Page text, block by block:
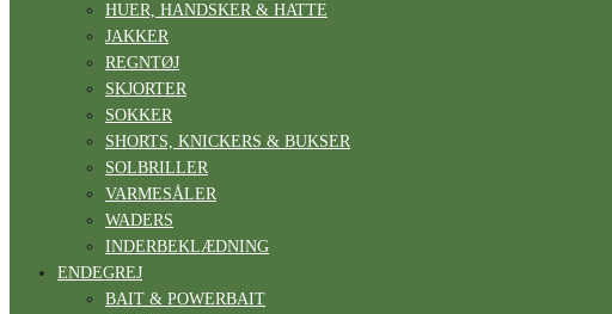
HUER, HANDSKER & HATTE
JAKKER
REGNTØJ
SKJORTER
SOKKER
SHORTS, KNICKERS & BUKSER
SOLBRILLER
VARMESÅLER
WADERS
INDERBEKLÆDNING
ENDEGREJ
BAIT & POWERBAIT